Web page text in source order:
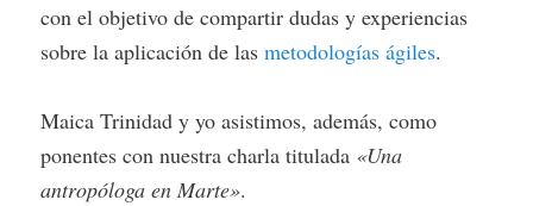
con el objetivo de compartir dudas y experiencias
sobre la aplicación de lasmetodologías ágiles.
Maica Trinidad y yo asistimos, además, como
ponentes con nuestra charla titulada «Una
antropóloga en Marte».